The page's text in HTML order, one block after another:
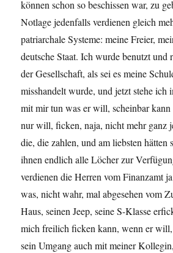
können schon so beschissen war, zu
Notlage jedenfalls verdienen gleich
patriarchale Systeme: meine Freier,
deutsche Staat. Ich wurde benutzt und
der Gesellschaft, als sei es meine
misshandelt wurde, und jetzt stehe ich
mit mir tun was er will, scheinbar kann
nur will, ficken, naja, nicht mehr ganz
die, die zahlen, und am liebsten hätten
ihnen endlich alle Löcher zur
verdienen die Herren vom Finanzamt
was, nicht wahr, mal abgesehen vom
Haus, seinen Jeep, seine S-Klasse
mich freilich ficken kann, wenn er will,
sein Umgang auch mit meiner